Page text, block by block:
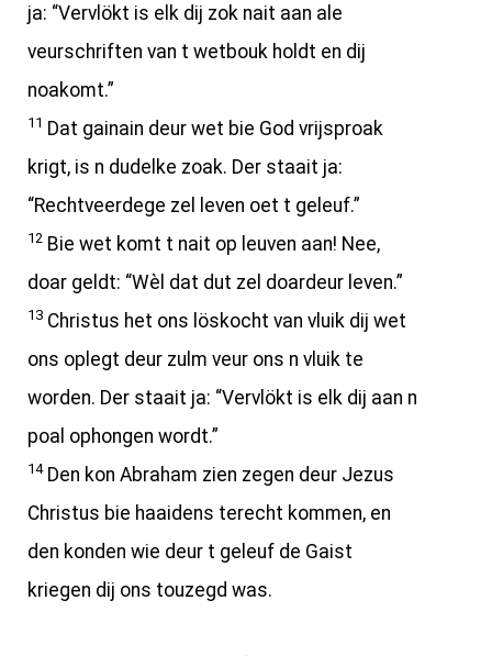
ja: “Vervlökt is elk dij zok nait aan ale
veurschriften van t wetbouk holdt en dij
noakomt.”
11 Dat gainain deur wet bie God vrijsproak
krigt, is n dudelke zoak. Der staait ja:
“Rechtveerdege zel leven oet t geleuf.”
12 Bie wet komt t nait op leuven aan! Nee,
doar geldt: “Wèl dat dut zel doardeur leven.”
13 Christus het ons löskocht van vluik dij wet
ons oplegt deur zulm veur ons n vluik te
worden. Der staait ja: “Vervlökt is elk dij aan n
poal ophongen wordt.”
14Den kon Abraham zien zegen deur Jezus
Christus bie haaidens terecht kommen, en
den konden wie deur t geleuf de Gaist
kriegen dij ons touzegd was.